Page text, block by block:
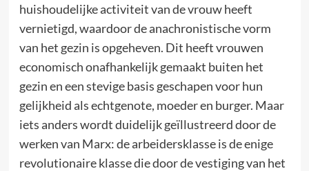
huishoudelijke activiteit van de vrouw heeft
vernietigd, waardoor de anachronistische vorm
van het gezin is opgeheven. Dit heeft vrouwen
economisch onafhankelijk gemaakt buiten het
gezin en een stevige basis geschapen voor hun
gelijkheid als echtgenote, moeder en burger. Maar
iets anders wordt duidelijk geïllustreerd door de
werken van Marx: de arbeidersklasse is de enige
revolutionaire klasse die door de vestiging van het